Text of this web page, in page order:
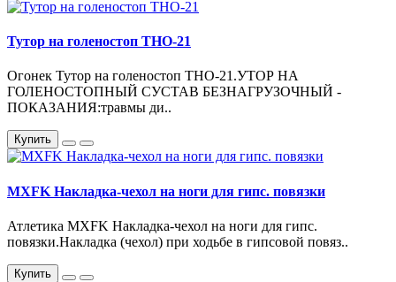
Тутор на голеностоп ТНО-21
Огонек Тутор на голеностоп ТНО-21.УТОР НА
ГОЛЕНОСТОПНЫЙ СУСТАВ БЕЗНАГРУЗОЧНЫЙ -
ПОКАЗАНИЯ:травмы ди..
Купить
MXFK Накладка-чехол на ноги для гипс. повязки
Атлетика MXFK Накладка-чехол на ноги для гипс.
повязки.Накладка (чехол) при ходьбе в гипсовой повяз..
Купить